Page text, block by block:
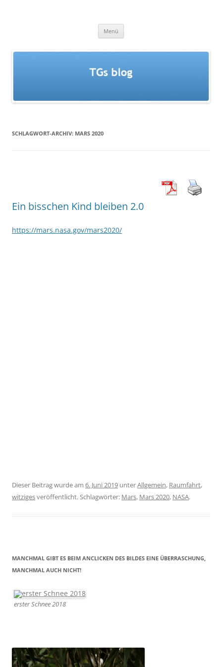
Menü
SCHLAGWORT-ARCHIV: MARS 2020
Ein bisschen Kind bleiben 2.0
https://mars.nasa.gov/mars2020/
Dieser Beitrag wurde am 6. Juni 2019 unterAllgemein, Raumfahrt,
witzigesveröffentlicht. Schlagwörter: Mars, Mars 2020, NASA.
MANCHMAL GIBT ES BEIM ANCLICKEN DES BILDES EINE ÜBERRASCHUNG,
MANCHMAL AUCH NICHT!
erster Schnee 2018